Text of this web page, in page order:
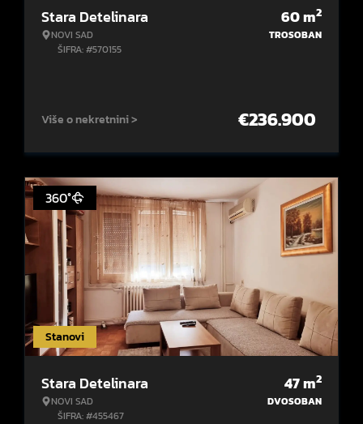
Stara Detelinara
NOVI SAD
ŠIFRA: #570155
60m2
TROSOBAN
Više o nekretnini > €236.900
Stanovi
360°
Stara Detelinara
NOVI SAD
ŠIFRA: #455467
47m2
DVOSOBAN